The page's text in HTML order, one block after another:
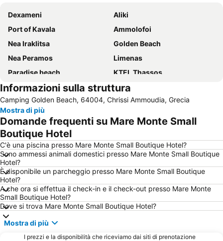
Dexameni
Aliki
Port of Kavala
Ammolofoi
Nea Iraklitsa
Golden Beach
Nea Peramos
Limenas
Paradise beach
KTEL Thassos
Perigiali beach
Kalamitsa
Keramoti
Notos
Avdira Porto Molo
KTEL N Kavalas Bus Station
Glastres Beach
Limanaki
Festival di Thassos
Traditional Settlement of Alyki
Ammoglossa - Keramoti
Pefkari Beach
Iris Gold
festa della Libertà
Chorafa
Fanari Camping
Arogi
Naos Agiou Georgiou
Informazioni sulla struttura
Camping Golden Beach, 64004, Chrissi Ammoudia, Grecia
Mostra di più
Domande frequenti su Mare Monte Small
Boutique Hotel
C'è una piscina presso Mare Monte Small Boutique Hotel?
Sono ammessi animali domestici presso Mare Monte Small Boutique
Hotel?
È disponibile un parcheggio presso Mare Monte Small Boutique
Hotel?
A che ora si effettua il check-in e il check-out presso Mare Monte
Small Boutique Hotel?
Dove si trova Mare Monte Small Boutique Hotel?
Mostra di più
I prezzi e la disponibilità che riceviamo dai siti di prenotazione